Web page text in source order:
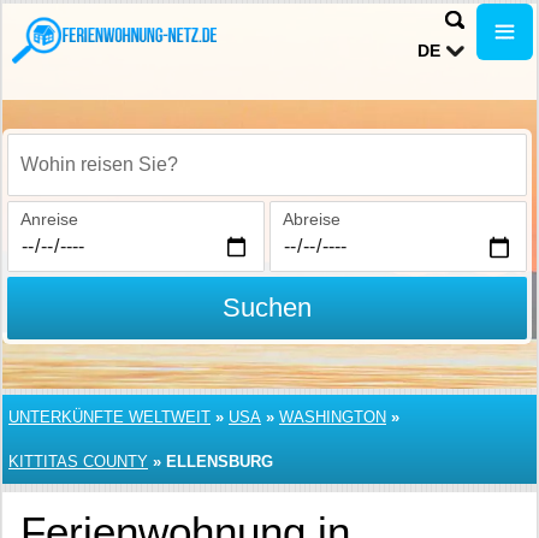
DE
Wohin reisen Sie?
Anreise Abreise
Suchen
UNTERKÜNFTE WELTWEIT » USA » WASHINGTON »
KITTITAS COUNTY » ELLENSBURG